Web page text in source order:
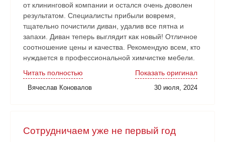
от клининговой компании и остался очень доволен
результатом. Специалисты прибыли вовремя,
тщательно почистили диван, удалив все пятна и
запахи. Диван теперь выглядит как новый! Отличное
соотношение цены и качества. Рекомендую всем, кто
нуждается в профессиональной химчистке мебели.
Читать полностью
Показать оригинал
Вячеслав Коновалов 30 июля, 2024
Сотрудничаем уже не первый год